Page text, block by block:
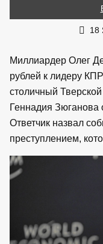
18
Миллиардер Олег
рублей к лидеру
столичный
Геннадия Зюганова
Ответчик назвал
преступлением,